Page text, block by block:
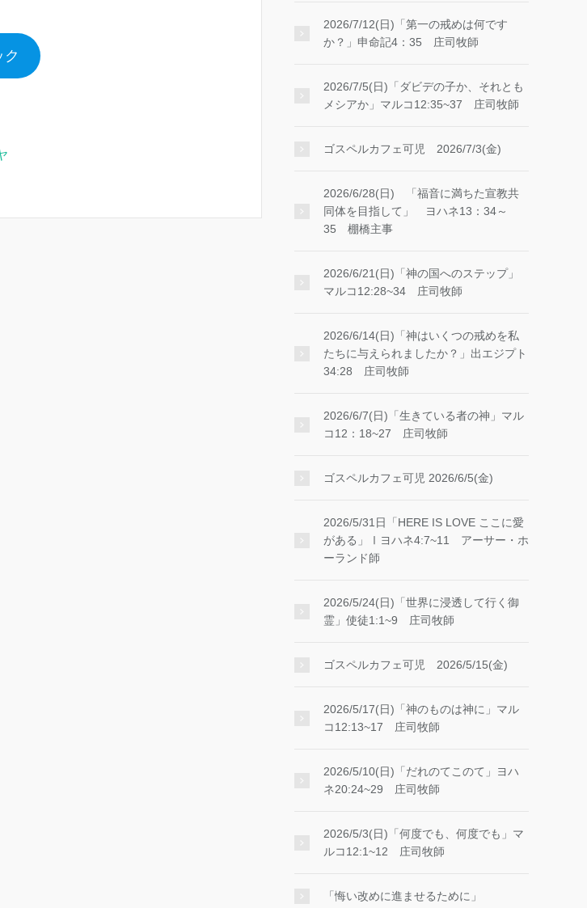
2026/7/12(日)「第一の戒めは何です
か？」申命記4：35 庄司牧師
2026/7/5(日)「ダビデの子か、それとも
メシアか」マルコ12:35~37 庄司牧師
ゴスペルカフェ可児 2026/7/3(金)
2026/6/28(日) 「福音に満ちた宣教共
同体を目指して」 ヨハネ13：34～
35 棚橋主事
2026/6/21(日)「神の国へのステップ」
マルコ12:28~34 庄司牧師
2026/6/14(日)「神はいくつの戒めを私
たちに与えられましたか？」出エジプト
34:28 庄司牧師
2026/6/7(日)「生きている者の神」マル
コ12：18~27 庄司牧師
ゴスペルカフェ可児 2026/6/5(金)
2026/5/31日「HERE IS LOVE ここに愛
がある」Ⅰヨハネ4:7~11 アーサー・ホ
ーランド師
2026/5/24(日)「世界に浸透して行く御
霊」使徒1:1~9 庄司牧師
ゴスペルカフェ可児 2026/5/15(金)
2026/5/17(日)「神のものは神に」マル
コ12:13~17 庄司牧師
2026/5/10(日)「だれのてこのて」ヨハ
ネ20:24~29 庄司牧師
2026/5/3(日)「何度でも、何度でも」マ
ルコ12:1~12 庄司牧師
「悔い改めに進ませるために」